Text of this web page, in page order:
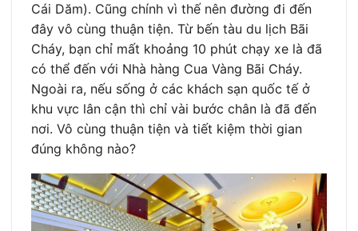
Cái Dăm). Cũng chính vì thế nên đường đi đến
đây vô cùng thuận tiện. Từ bến tàu du lịch Bãi
Cháy, bạn chỉ mất khoảng 10 phút chạy xe là đã
có thể đến với Nhà hàng Cua Vàng Bãi Cháy.
Ngoài ra, nếu sống ở các khách sạn quốc tế ở
khu vực lân cận thì chỉ vài bước chân là đã đến
nơi. Vô cùng thuận tiện và tiết kiệm thời gian
đúng không nào?